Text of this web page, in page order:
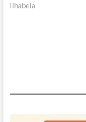
Ilhabela